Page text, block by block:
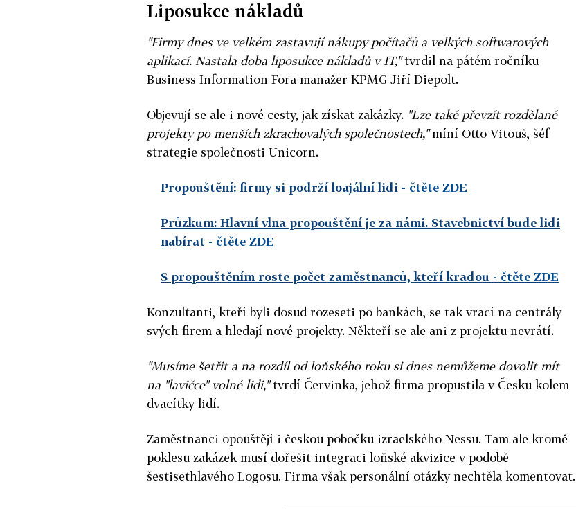
Liposukce nákladů
"Firmy dnes ve velkém zastavují nákupy počítačů a velkých softwarových
aplikací. Nastala doba liposukce nákladů v IT,"tvrdil na pátém ročníku
Business Information Fora manažer KPMG Jiří Diepolt.
Objevují se ale i nové cesty, jak získat zakázky. "Lze také převzít rozdělané
projekty po menších zkrachovalých společnostech,"míní Otto Vitouš, šéf
strategie společnosti Unicorn.
Propouštění: firmy si podrží loajální lidi - čtěte ZDE
Průzkum: Hlavní vlna propouštění je za námi. Stavebnictví bude lidi
nabírat - čtěte ZDE
S propouštěním roste počet zaměstnanců, kteří kradou - čtěte ZDE
Konzultanti, kteří byli dosud rozeseti po bankách, se tak vrací na centrály
svých firem a hledají nové projekty. Někteří se ale ani z projektu nevrátí.
"Musíme šetřit a na rozdíl od loňského roku si dnes nemůžeme dovolit mít
na "lavičce" volné lidi,"tvrdí Červinka, jehož firma propustila v Česku kolem
dvacítky lidí.
Zaměstnanci opouštějí i českou pobočku izraelského Nessu. Tam ale kromě
poklesu zakázek musí dořešit integraci loňské akvizice v podobě
šestisethlavého Logosu. Firma však personální otázky nechtěla komentovat.